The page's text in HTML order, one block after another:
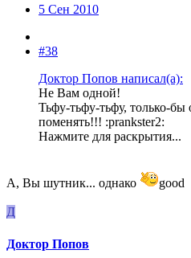
5 Сен 2010
#38
Доктор Попов написал(а):
Не Вам одной!
Тьфу-тьфу-тьфу, только-
поменять!!! :prankster2:
Нажмите для раскрытия...
А, Вы шутник... однако good
Д
Доктор Попов